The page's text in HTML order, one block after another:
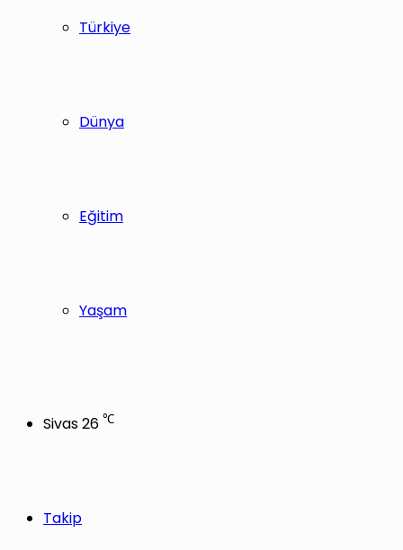
Türkiye
Dünya
Eğitim
Yaşam
Sivas26 ℃
Takip